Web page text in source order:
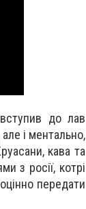
до лав
і ментально,
кава та
з росії, котрі
передати